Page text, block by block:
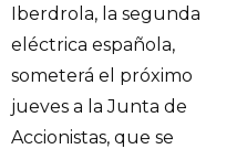
Iberdrola, la segunda
eléctrica española,
someterá el próximo
jueves a la Junta de
Accionistas, que se